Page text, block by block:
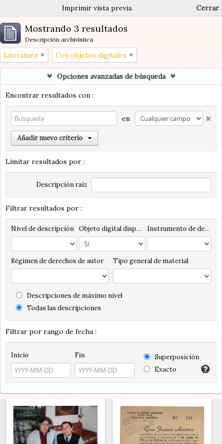
Imprimir vista previa Cerrar
Mostrando 3 resultados
Descripción archivística
Literatura Con objetos digitales
Opciones avanzadas de búsqueda
Encontrar resultados con :
en
Añadir nuevo criterio
Limitar resultados por :
Descripción raíz
Filtrar resultados por :
Nivel de descripción Objeto digital disponibles Instrumento de descripción
Régimen de derechos de autor Tipo general de material
Descripciones de máximo nivel
Todas las descripciones
Filtrar por rango de fecha :
Inicio Fin
Superposición
Exacto